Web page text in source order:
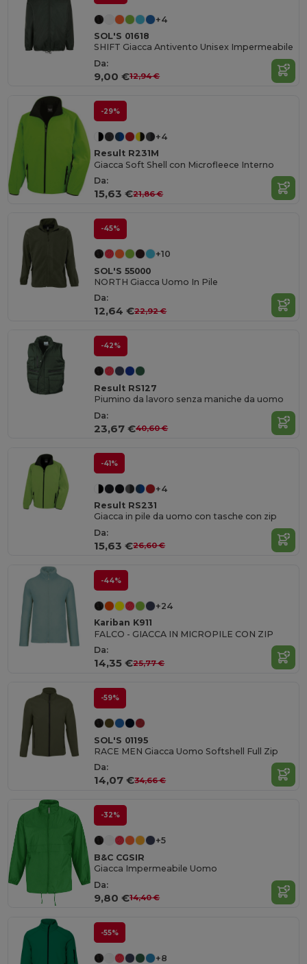
+4
SOL'S 01618
SHIFT Giacca Antivento Unisex Impermeabile
Da:
9,00 €12,94 €
-29%
+4
Result R231M
Giacca Soft Shell con Microfleece Interno
Da:
15,63 €21,86 €
-45%
+10
SOL'S 55000
NORTH Giacca Uomo In Pile
Da:
12,64 €22,92 €
-42%
Result RS127
Piumino da lavoro senza maniche da uomo
Da:
23,67 €40,60 €
-41%
+4
Result RS231
Giacca in pile da uomo con tasche con zip
Da:
15,63 €26,60 €
-44%
+24
Kariban K911
FALCO - GIACCA IN MICROPILE CON ZIP
Da:
14,35 €25,77 €
-59%
SOL'S 01195
RACE MEN Giacca Uomo Softshell Full Zip
Da:
14,07 €34,66 €
-32%
+5
B&C CGSIR
Giacca Impermeabile Uomo
Da:
9,80 €14,40 €
-55%
+8